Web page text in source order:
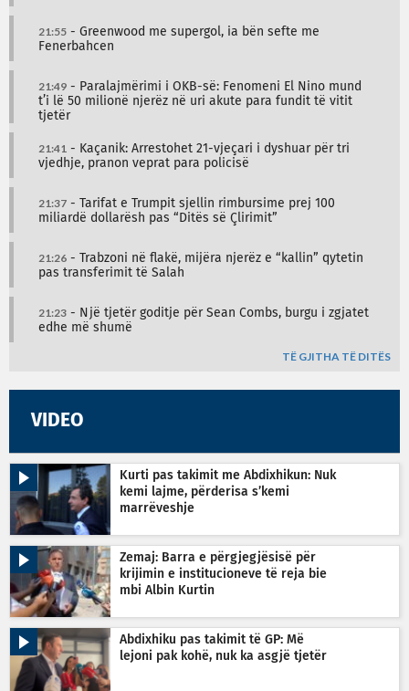
21:55 - Greenwood me supergol, ia bën sefte me
Fenerbahcen
21:49 - Paralajmërimi i OKB-së: Fenomeni El Nino mund
t’i lë 50 milionë njerëz në uri akute para fundit të vitit
tjetër
21:41 - Kaçanik: Arrestohet 21-vjeçari i dyshuar për tri
vjedhje, pranon veprat para policisë
21:37 - Tarifat e Trumpit sjellin rimbursime prej 100
miliardë dollarësh pas “Ditës së Çlirimit”
21:26 - Trabzoni në flakë, mijëra njerëz e “kallin” qytetin
pas transferimit të Salah
21:23 - Një tjetër goditje për Sean Combs, burgu i zgjatet
edhe më shumë
TË GJITHA TË DITËS
VIDEO
Kurti pas takimit me Abdixhikun: Nuk
kemi lajme, përderisa s’kemi
marrëveshje
Zemaj: Barra e përgjegjësisë për
krijimin e institucioneve të reja bie
mbi Albin Kurtin
Abdixhiku pas takimit të GP: Më
lejoni pak kohë, nuk ka asgjë tjetër